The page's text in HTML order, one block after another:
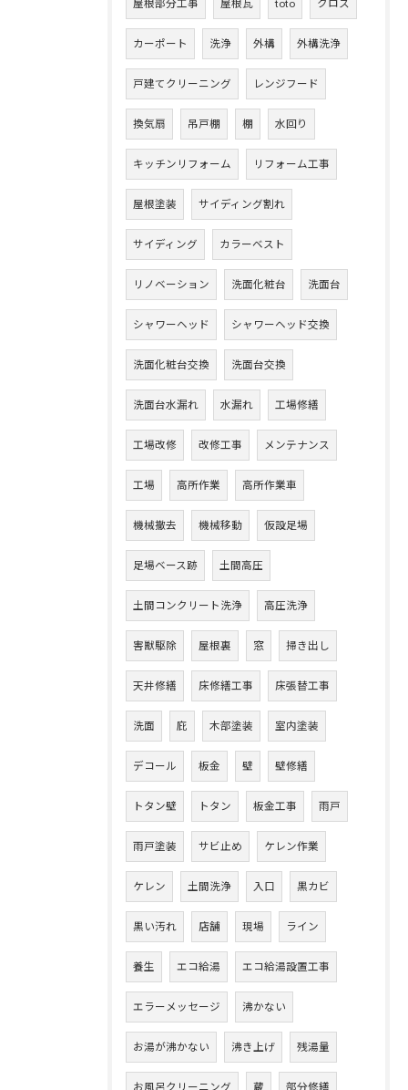
屋根部分工事 屋根瓦 toto クロス
カーポート 洗浄 外構 外構洗浄
戸建てクリーニング レンジフード
換気扇 吊戸棚 棚 水回り
キッチンリフォーム リフォーム工事
屋根塗装 サイディング割れ
サイディング カラーベスト
リノベーション 洗面化粧台 洗面台
シャワーヘッド シャワーヘッド交換
洗面化粧台交換 洗面台交換
洗面台水漏れ 水漏れ 工場修繕
工場改修 改修工事 メンテナンス
工場 高所作業 高所作業車
機械撤去 機械移動 仮設足場
足場ベース跡 土間高圧
土間コンクリート洗浄 高圧洗浄
害獣駆除 屋根裏 窓 掃き出し
天井修繕 床修繕工事 床張替工事
洗面 庇 木部塗装 室内塗装
デコール 板金 壁 壁修繕
トタン壁 トタン 板金工事 雨戸
雨戸塗装 サビ止め ケレン作業
ケレン 土間洗浄 入口 黒カビ
黒い汚れ 店舗 現場 ライン
養生 エコ給湯 エコ給湯設置工事
エラーメッセージ 沸かない
お湯が沸かない 沸き上げ 残湯量
お風呂クリーニング 蔵 部分修繕